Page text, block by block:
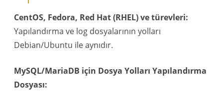
CentOS, Fedora, Red Hat (RHEL) ve türevleri:
Yapılandırma ve log dosyalarının yolları
Debian/Ubuntu ile aynıdır.
MySQL/MariaDB için Dosya Yolları Yapılandırma
Dosyası: